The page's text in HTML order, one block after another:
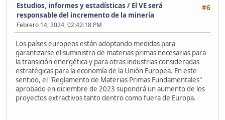
#6
Estudios, informes y estadísticas / El VE será
responsable del incremento de la minería
Febrero 14, 2024, 02:42:18 PM
Los países europeos están adoptando medidas para
garantizarse el suministro de materias primas necesarias para
la transición energética y para otras industrias consideradas
estratégicas para la economía de la Unión Europea. En este
sentido, el "Reglamento de Materias Primas Fundamentales"
aprobado en diciembre de 2023 supondrá un aumento de los
proyectos extractivos tanto dentro como fuera de Europa.